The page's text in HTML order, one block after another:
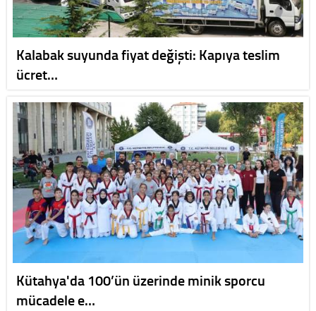
Kalabak suyunda fiyat değişti: Kapıya teslim
ücret…
Kütahya'da 100’ün üzerinde minik sporcu
mücadele e…